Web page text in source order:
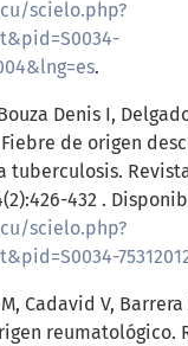
scielo.php?
.
Denis I,
de origen
tuberculosis.
432 .
scielo.php?
Cadavid V,
reumatológico.